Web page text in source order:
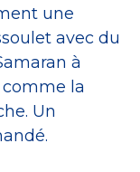
une
avec du
à
la
Un